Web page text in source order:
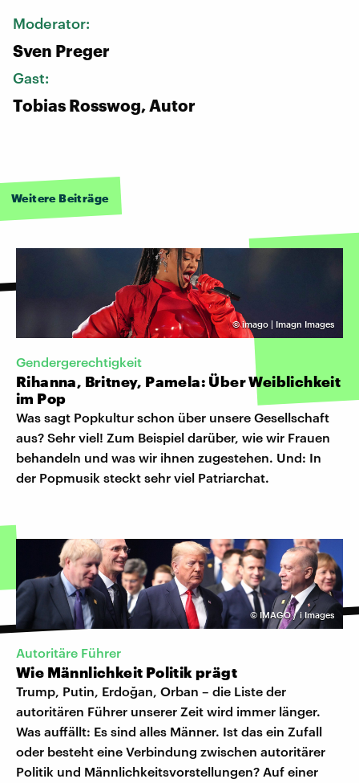
Moderator:
Sven Preger
Gast:
Tobias Rosswog, Autor
Weitere Beiträge
©imago | Imagn Images
Gendergerechtigkeit
Rihanna, Britney, Pamela: Über Weiblichkeit
im Pop
Was sagt Popkultur schon über unsere Gesellschaft
aus? Sehr viel! Zum Beispiel darüber, wie wir Frauen
behandeln und was wir ihnen zugestehen. Und: In
der Popmusik steckt sehr viel Patriarchat.
© IMAGO / i Images
Autoritäre Führer
Wie Männlichkeit Politik prägt
Trump, Putin, Erdoğan, Orban – die Liste der
autoritären Führer unserer Zeit wird immer länger.
Was auffällt: Es sind alles Männer. Ist das ein Zufall
oder besteht eine Verbindung zwischen autoritärer
Politik und Männlichkeitsvorstellungen? Auf einer